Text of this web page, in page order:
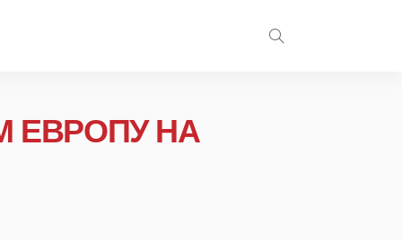
ЕВРОПУ НА